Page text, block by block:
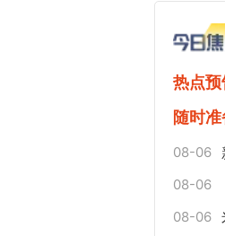
热点预
随时
08-06
08-06
08-06